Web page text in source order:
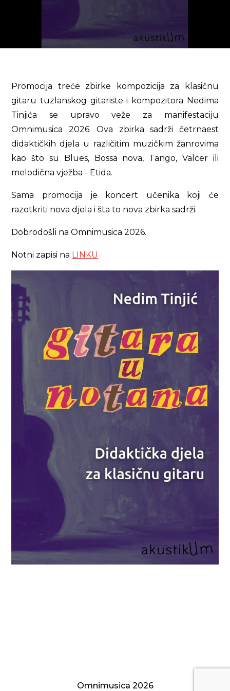
Promocija treće zbirke kompozicija za klasičnu
gitaru tuzlanskog gitariste i kompozitora Nedima
Tinjića se upravo veže za manifestaciju
Omnimusica 2026. Ova zbirka sadrži četrnaest
didaktičkih djela u različitim muzičkim žanrovima
kao što su Blues, Bossa nova, Tango, Valcer ili
melodična vježba - Etida.
Sama promocija je koncert učenika koji će
razotkriti nova djela i šta to nova zbirka sadrži.
Dobrodošli na Omnimusica 2026.
Notni zapisi na LINKU
Omnimusica 2026